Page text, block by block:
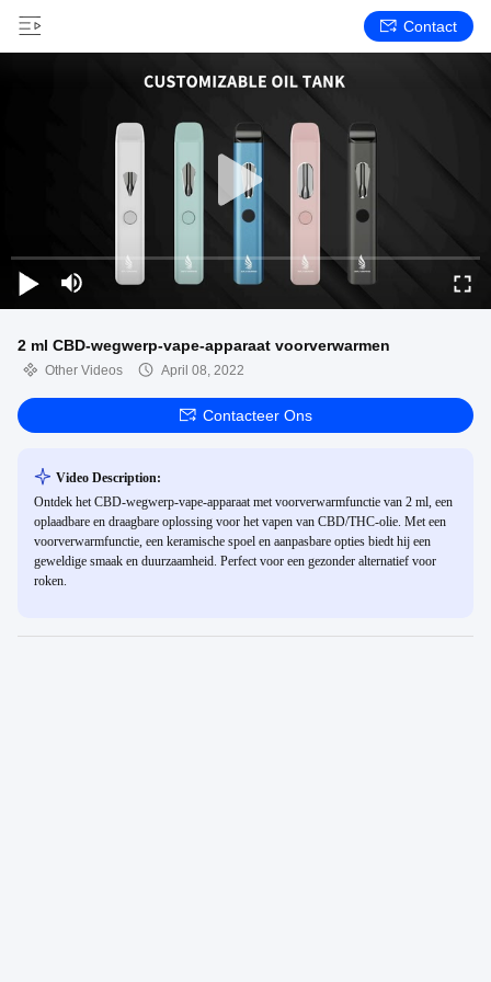
Contact
2 ml CBD-wegwerp-vape-apparaat voorverwarmen
Other Videos April 08, 2022
Contacteer Ons
Video Description:
Ontdek het CBD-wegwerp-vape-apparaat met voorverwarmfunctie van 2 ml, een
oplaadbare en draagbare oplossing voor het vapen van CBD/THC-olie. Met een
voorverwarmfunctie, een keramische spoel en aanpasbare opties biedt hij een
geweldige smaak en duurzaamheid. Perfect voor een gezonder alternatief voor
roken.